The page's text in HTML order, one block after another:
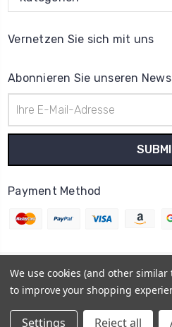
Vernetzen Sie sich mit uns
Abonnieren Sie unseren
Mail-
Adresse
Payment Method
© 2026
Powered by
BigCommerce
We use cookies (and other
to improve your shopping
Settings Reject all